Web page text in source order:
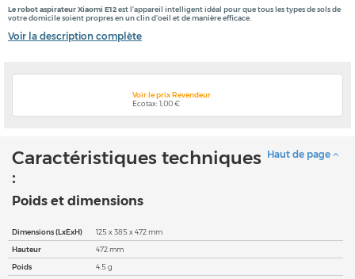
Le robot aspirateur Xiaomi E12est l'appareil intelligent idéal pour que tous les types de sols de
votre domicile soient propres en un clin d'oeil et de manière efficace.
Voir la description complète
Voir le prix Revendeur
Ecotax: 1,00 €
Haut de page
Caractéristiques techniques
:
Poids et dimensions
Dimensions (LxExH)
125 x 385 x 472 mm
Hauteur
472 mm
Poids
4.5 g